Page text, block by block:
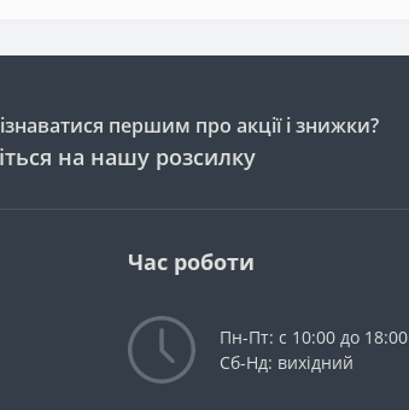
першим про акції і знижки?
на нашу розсилку
Час роботи
Пн-Пт: с 10:00 до 18:00
Сб-Нд: вихідний